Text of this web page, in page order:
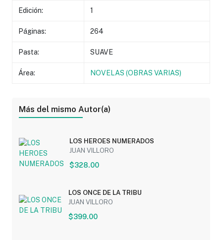
Edición: 1
Páginas: 264
Pasta: SUAVE
Área: NOVELAS (OBRAS VARIAS)
Más del mismo Autor(a)
LOS HEROES NUMERADOS
JUAN VILLORO
$328.00
LOS ONCE DE LA TRIBU
JUAN VILLORO
$399.00